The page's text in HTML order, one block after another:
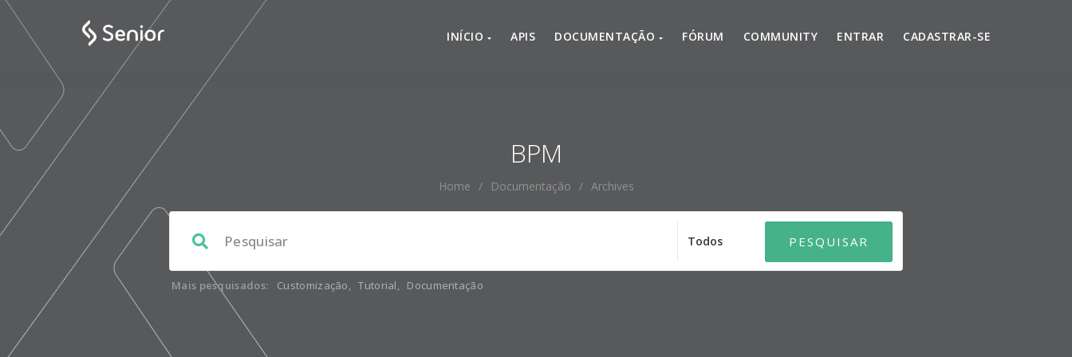
INÍCIO APIS DOCUMENTAÇÃO FÓRUM COMMUNITY ENTRAR CADASTRAR-SE
BPM
Home / Documentação / Archives
Mais pesquisados: Customização, Tutorial, Documentação